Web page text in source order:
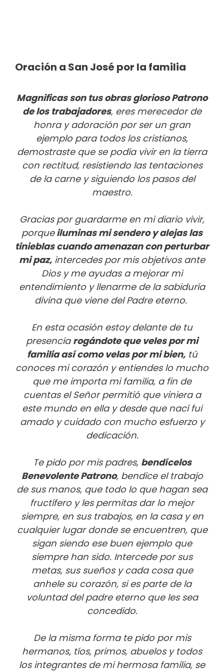
Oración a San José por la familia
Magnificas son tus obras glorioso Patrono
de los trabajadores, eres merecedor de
honra y adoración por ser un gran
ejemplo para todos los cristianos,
demostraste que se podía vivir en la tierra
con rectitud, resistiendo las tentaciones
de la carne y siguiendo los pasos del
maestro.
Gracias por guardarme en mi diario vivir,
porqueiluminas mi sendero y alejas las
tinieblas cuando amenazan con perturbar
mi paz, intercedes por mis objetivos ante
Dios y me ayudas a mejorar mi
entendimiento y llenarme de la sabiduría
divina que viene del Padre eterno.
En esta ocasión estoy delante de tu
presencia rogándote que veles por mi
familia así como velas por mi bien,tú
conoces mi corazón y entiendes lo mucho
que me importa mi familia, a fin de
cuentas el Señor permitió que viniera a
este mundo en ella y desde que nací fui
amado y cuidado con mucho esfuerzo y
dedicación.
Te pido por mis padres, bendícelos
Benevolente Patrono, bendice el trabajo
de sus manos, que todo lo que hagan sea
fructífero y les permitas dar lo mejor
siempre, en sus trabajos, en la casa y en
cualquier lugar donde se encuentren, que
sigan siendo ese buen ejemplo que
siempre han sido. Intercede por sus
metas, sus sueños y cada cosa que
anhele su corazón, si es parte de la
voluntad del padre eterno que les sea
concedido.
De la misma forma te pido por mis
hermanos, tíos, primos, abuelos y todos
los integrantes de mi hermosa familia, se